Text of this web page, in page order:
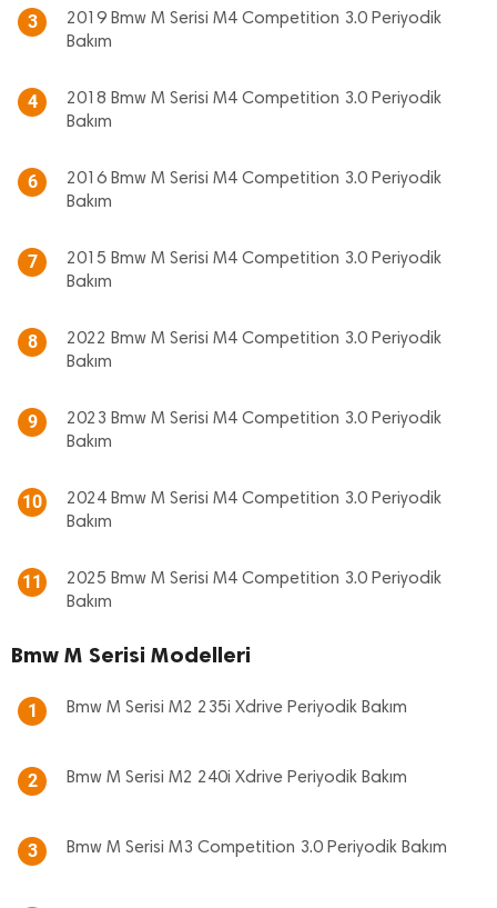
3
2019 Bmw M Serisi M4 Competition 3.0 Periyodik
Bakım
4
2018 Bmw M Serisi M4 Competition 3.0 Periyodik
Bakım
6
2016 Bmw M Serisi M4 Competition 3.0 Periyodik
Bakım
7
2015 Bmw M Serisi M4 Competition 3.0 Periyodik
Bakım
8
2022 Bmw M Serisi M4 Competition 3.0 Periyodik
Bakım
9
2023 Bmw M Serisi M4 Competition 3.0 Periyodik
Bakım
10
2024 Bmw M Serisi M4 Competition 3.0 Periyodik
Bakım
11
2025 Bmw M Serisi M4 Competition 3.0 Periyodik
Bakım
Bmw M Serisi Modelleri
1 Bmw M Serisi M2 235i Xdrive Periyodik Bakım
2 Bmw M Serisi M2 240i Xdrive Periyodik Bakım
3 Bmw M Serisi M3 Competition 3.0 Periyodik Bakım